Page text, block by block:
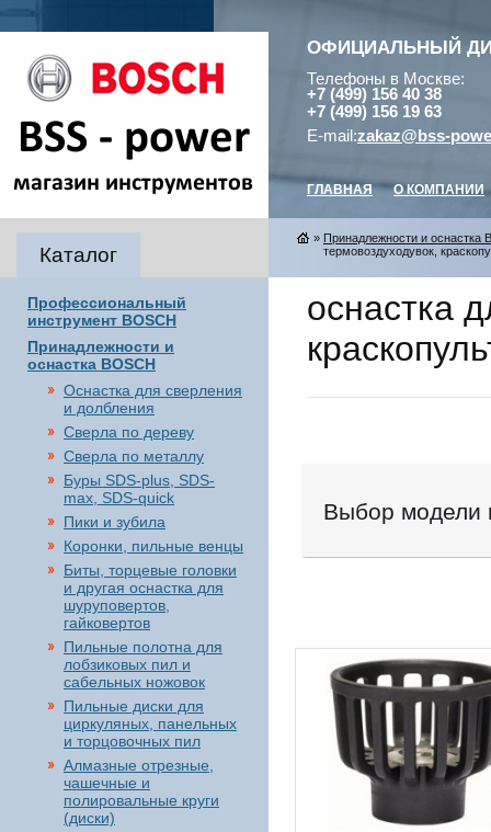
ОФИЦИАЛЬНЫЙ
Телефоны в Москве:
+7 (499) 156 40 38
+7 (499) 156 19 63
E-mail:zakaz@bss-
ГЛАВНАЯ О КОМПАНИИ
Каталог
Профессиональный
инструмент BOSCH
Принадлежности и
оснастка BOSCH
Оснастка для сверления
и долбления
Сверла по дереву
Сверла по металлу
Буры SDS-plus, SDS-
max, SDS-quick
Пики и зубила
Коронки, пильные венцы
Биты, торцевые головки
и другая оснастка для
шуруповертов,
гайковертов
Пильные полотна для
лобзиковых пил и
сабельных ножовок
Пильные диски для
циркуляных, панельных
и торцовочных пил
Алмазные отрезные,
чашечные и
полировальные круги
(диски)
» Принадлежности и оснастка
термовоздуходувок,
оснастка
Выбор модели